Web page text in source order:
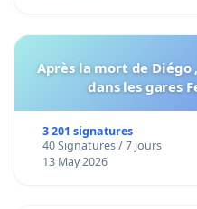
Après la mort de Diégo
dans les gares
3 201 signatures
40 Signatures / 7 jours
13 May 2026